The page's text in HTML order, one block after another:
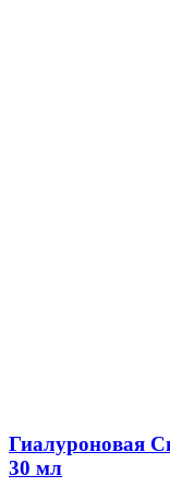
Гиалуроновая
30 мл